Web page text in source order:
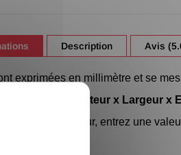
exprimées en millimètre et se
Hauteur x Largeur x
une longueur, entrez une
Description Avis